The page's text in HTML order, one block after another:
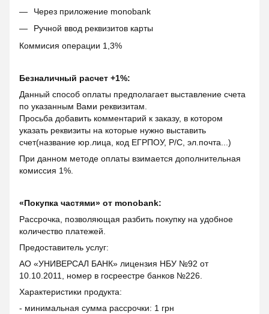
Через приложение monobank
Ручной ввод реквизитов карты
Коммисия операции 1,3%
Безналичный расчет +1%:
Данный способ оплаты предполагает выставление счета
по указанным Вами реквизитам.
Просьба добавить комментарий к заказу, в котором
указать реквизиты на которые нужно выставить
счет(название юр.лица, код ЕГРПОУ, Р/С, эл.почта...)
При данном методе оплаты взимается дополнительная
комиссия 1%.
«Покупка частями» от monobank:
Рассрочка, позволяющая разбить покупку на удобное
количество платежей.
Предоставитель услуг:
АО «УНИВЕРСАЛ БАНК» лицензия НБУ №92 от
10.10.2011, номер в госреестре банков №226.
Характеристики продукта:
- минимальная сумма рассрочки: 1 грн